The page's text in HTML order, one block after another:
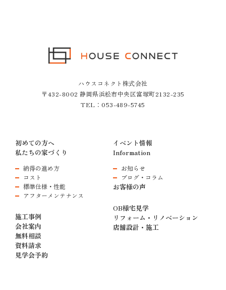
ハウスコネクト株式会社
〒432-8002 静岡県浜松市中央区富塚町2132-235
TEL：053-489-5745
初めての方へ
私たちの家づくり
納得の進め方
コスト
標準仕様・性能
アフターメンテナンス
施工事例
会社案内
無料相談
資料請求
見学会予約
イベント情報
Information
お知らせ
ブログ・コラム
お客様の声
OB様宅見学
リフォーム・リノベーション
店舗設計・施工